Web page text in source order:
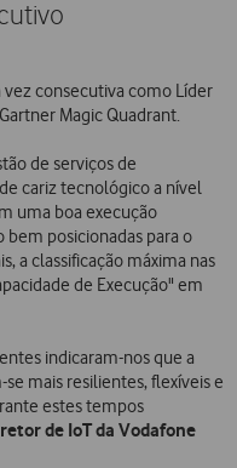
consecutiva como Líder
Magic Quadrant.
de serviços de
cariz tecnológico a nível
uma boa execução
bem posicionadas para o
a classificação máxima nas
de Execução" em
indicaram-nos que a
mais resilientes, flexíveis e
estes tempos
de IoT da Vodafone